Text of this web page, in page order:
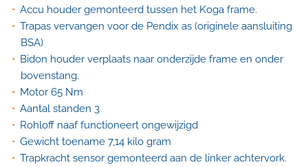
Accu houder gemonteerd tussen het Koga frame.
Trapas vervangen voor de Pendix as (originele aansluiting
BSA)
Bidon houder verplaats naar onderzijde frame en onder
bovenstang.
Motor 65 Nm
Aantal standen 3
Rohloff naaf functioneert ongewijzigd
Gewicht toename 7,14 kilo gram
Trapkracht sensor gemonteerd aan de linker achtervork.